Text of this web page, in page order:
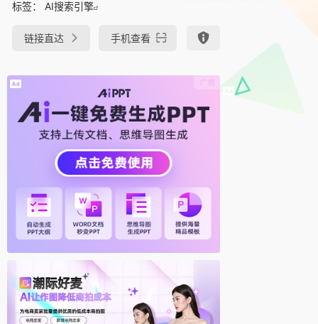
标签： AI搜索引擎
链接直达 手机查看